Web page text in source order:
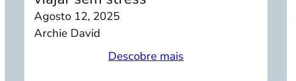
Agosto 12, 2025
Archie David
Descobre mais